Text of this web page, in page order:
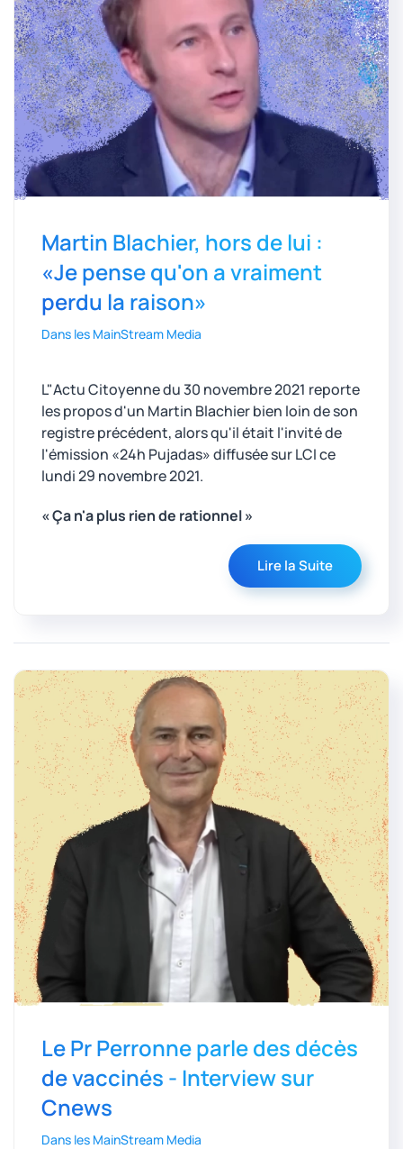
Martin Blachier, hors de lui :
«Je pense qu'on a vraiment
perdu la raison»
Dans les MainStream Media
L"Actu Citoyenne du 30 novembre 2021 reporte
les propos d'un Martin Blachier bien loin de son
registre précédent, alors qu'il était l'invité de
l'émission «24h Pujadas» diffusée sur LCI ce
lundi 29 novembre 2021.
« Ça n'a plus rien de rationnel »
Lire la Suite
Le Pr Perronne parle des décès
de vaccinés - Interview sur
Cnews
Dans les MainStream Media